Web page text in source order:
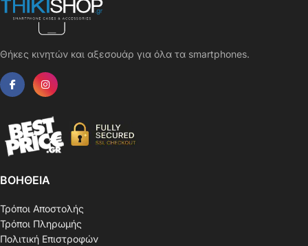
Θήκες κινητών και αξεσουάρ για όλα τα smartphones.
ΒΟΗΘΕΙΑ
Τρόποι Αποστολής
Τρόποι Πληρωμής
Πολιτική Επιστροφών